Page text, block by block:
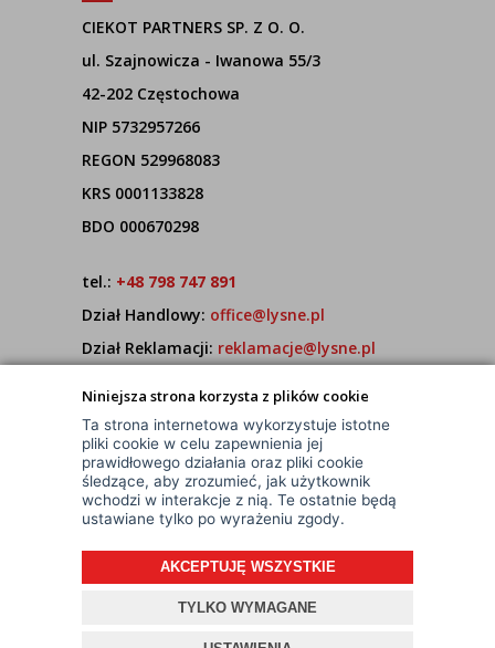
Niniejsza strona korzysta z plików cookie
Ta strona internetowa wykorzystuje istotne
pliki cookie w celu zapewnienia jej
prawidłowego działania oraz pliki cookie
śledzące, aby zrozumieć, jak użytkownik
wchodzi w interakcje z nią. Te ostatnie będą
ustawiane tylko po wyrażeniu zgody.
AKCEPTUJĘ WSZYSTKIE
TYLKO WYMAGANE
CIEKOT PARTNERS SP. Z O. O.
ul. Szajnowicza - Iwanowa 55/3
42-202 Częstochowa
NIP 5732957266
REGON 529968083
KRS 0001133828
BDO 000670298
tel.: +48 798 747 891
Dział Handlowy: office@lysne.pl
Dział Reklamacji: reklamacje@lysne.pl
7:00 - 15:00
© Wszelkie Prawa Zastrzeżone
Projekt i oprogramowanie sklepu: